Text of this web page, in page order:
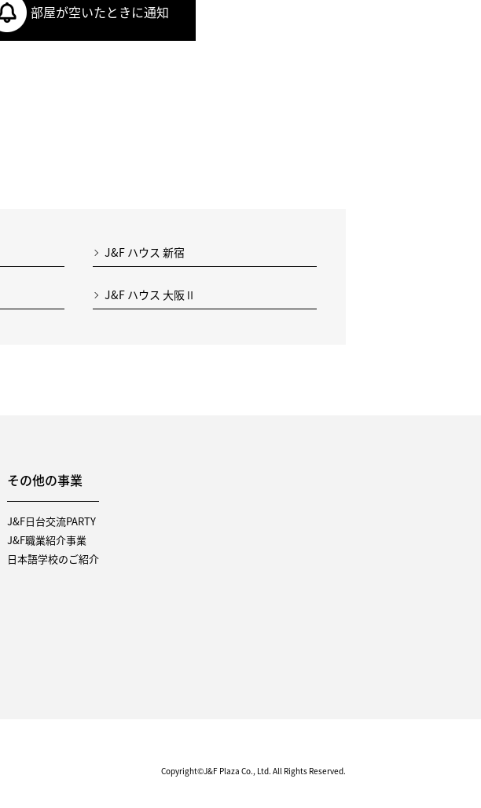
部屋が空いたときに通知
J&F ハウス 新宿
J&F ハウス 大阪Ⅱ
その他の事業
J&F日台交流PARTY
J&F職業紹介事業
日本語学校のご紹介
Copyright©J&F Plaza Co., Ltd. All Rights Reserved.